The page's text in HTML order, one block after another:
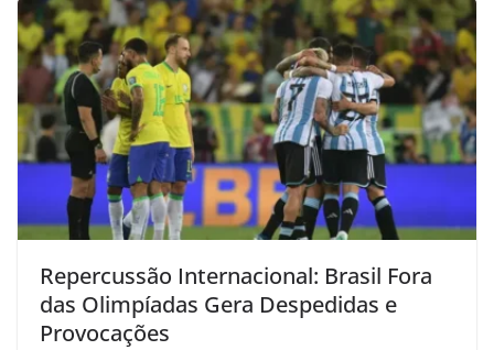
Repercussão Internacional: Brasil Fora
das Olimpíadas Gera Despedidas e
Provocações